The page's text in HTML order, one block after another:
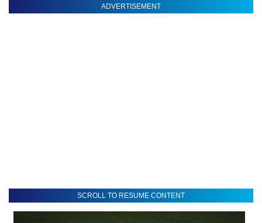
ADVERTISEMENT
SCROLL TO RESUME CONTENT